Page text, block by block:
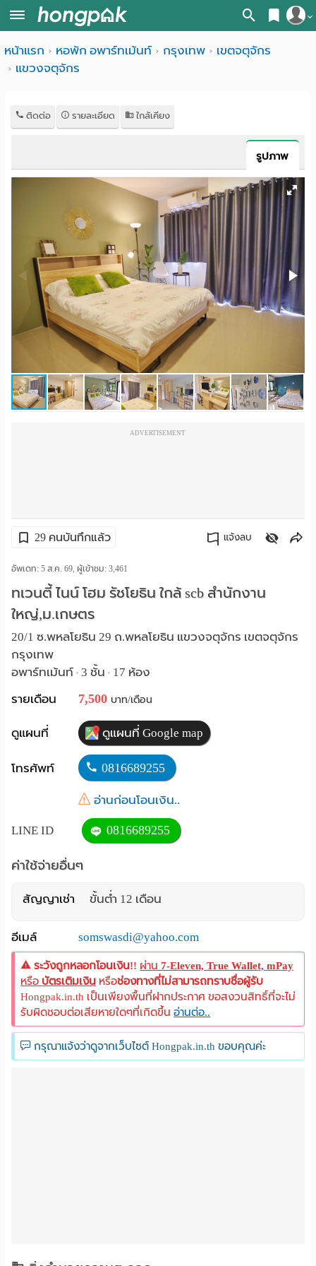
สมัครสมาชิก
หน้า
ค้นหา
ค้นจากสถานีรถไฟฟ้า
ค้นจากสถานศึกษา
ค้นจากแผนที่
ค้นแบบละเอียด
พาร์
ห้อง
ราย
ห้อง
โฆษณา
ลง
ประกาศ
ฟรี
Language
หน้าแรก หอพัก อพาร์ทเม้นท์ กรุงเทพ
เขตจตุจักร
แขวงจตุจักร
ติดต่อ รายละเอียด ใกล้เคียง
รูปภาพ
ADVERTISEMENT
29 คนบันทึกแล้ว แจ้งลบ
อัพเดท: 5 ส.ค. 69, ผู้เข้าชม:3,461
ทเวนตี้ ไนน์ โฮม รัชโยธิน ใกล้ scb สำนักงาน
ใหญ่,ม.เกษตร
20/1 ซ.พหลโยธิน 29 ถ.พหลโยธิน แขวงจตุจักร เขตจตุจักร
กรุงเทพ
อพาร์ทเม้นท์ • 3 ชั้น • 17 ห้อง
รายเดือน
7,500 บาท/เดือน
ดูแผนที่ ดูแผนที่ Google map
โทรศัพท์ 0816689255
อ่านก่อนโอนเงิน..
LINE ID 0816689255
ค่าใช้จ่ายอื่นๆ
สัญญาเช่า ขั้นต่ำ 12 เดือน
อีเมล์ somswasdi@yahoo.com
ระวังถูกหลอกโอนเงิน!! ผ่าน7-Eleven, True Wallet, mPay
หรือ บัตรเติมเงิน หรือช่องทางที่ไม่สามารถทราบชื่อผู้รับ
Hongpak.in.th เป็นเพียงพื้นที่ฝากประกาศ ขอสงวนสิทธิ์ที่จะไม่
รับผิดชอบต่อเสียหายใดๆที่เกิดขึ้นอ่านต่อ..
กรุณาแจ้งว่าดูจากเว็บไซต์ Hongpak.in.th ขอบคุณค่ะ